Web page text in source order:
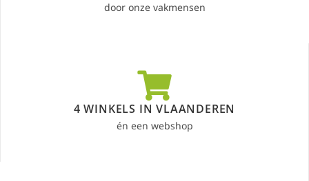
door onze vakmensen
4 WINKELS IN VLAANDEREN
én een webshop